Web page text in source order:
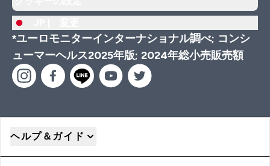
*ユーロモニターインターナショナル調べ; コンシ
ューマーヘルス2025年版; 2024年総小売販売額
ヘルプ＆ガイド